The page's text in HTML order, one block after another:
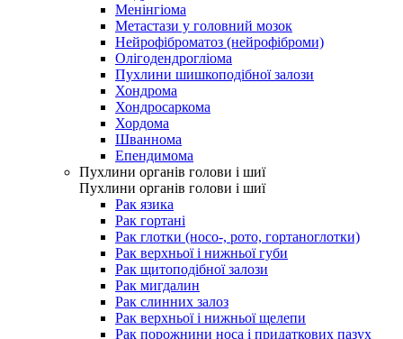
Менінгіома
Метастази у головний мозок
Нейрофіброматоз (нейрофіброми)
Олігодендрогліома
Пухлини шишкоподібної залози
Хондрома
Хондросаркома
Хордома
Шваннома
Епендимома
Пухлини органів голови і шиї
Пухлини органів голови і шиї
Рак язика
Рак гортані
Рак глотки (носо-, рото, гортаноглотки)
Рак верхньої і нижньої губи
Рак щитоподібної залози
Рак мигдалин
Рак слинних залоз
Рак верхньої і нижньої щелепи
Рак порожнини носа і придаткових пазух